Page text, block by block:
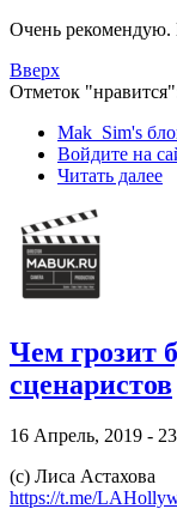
Очень
Вверх
Отметок
Mak_Sim's
Войдите на
Читать далее
Чем грозит
сценаристов
16 Апрель, 2019 -
(с) Лиса Астахова
https://t.me/